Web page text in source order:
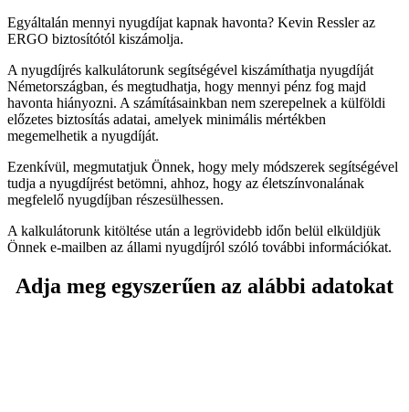
Egyáltalán mennyi nyugdíjat kapnak havonta? Kevin Ressler az
ERGO biztosítótól kiszámolja.
A nyugdíjrés kalkulátorunk segítségével kiszámíthatja nyugdíját
Németországban, és megtudhatja, hogy mennyi pénz fog majd
havonta hiányozni. A számításainkban nem szerepelnek a külföldi
előzetes biztosítás adatai, amelyek minimális mértékben
megemelhetik a nyugdíját.
Ezenkívül, megmutatjuk Önnek, hogy mely módszerek segítségével
tudja a nyugdíjrést betömni, ahhoz, hogy az életszínvonalának
megfelelő nyugdíjban részesülhessen.
A kalkulátorunk kitöltése után a legrövidebb időn belül elküldjük
Önnek e-mailben az állami nyugdíjról szóló további információkat.
Adja meg egyszerűen az alábbi adatokat